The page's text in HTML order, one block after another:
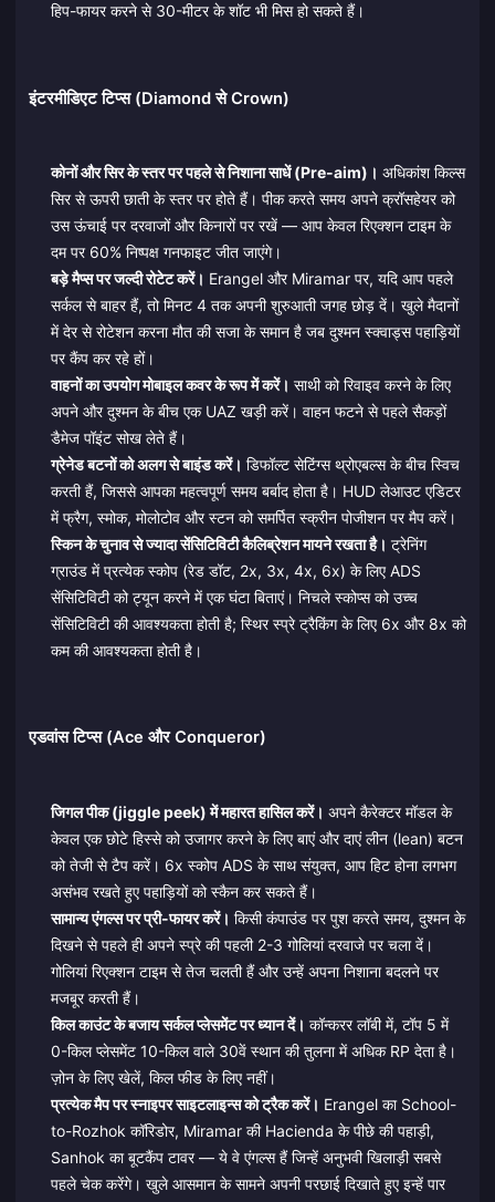
हिप-फायर करने से 30-मीटर के शॉट भी मिस हो सकते हैं।
इंटरमीडिएट टिप्स (Diamond से Crown)
कोनों और सिर के स्तर पर पहले से निशाना साधें (Pre-aim)। अधिकांश किल्स
सिर से ऊपरी छाती के स्तर पर होते हैं। पीक करते समय अपने क्रॉसहेयर को
उस ऊंचाई पर दरवाजों और किनारों पर रखें — आप केवल रिएक्शन टाइम के
दम पर 60% निष्पक्ष गनफाइट जीत जाएंगे।
बड़े मैप्स पर जल्दी रोटेट करें। Erangel और Miramar पर, यदि आप पहले
सर्कल से बाहर हैं, तो मिनट 4 तक अपनी शुरुआती जगह छोड़ दें। खुले मैदानों
में देर से रोटेशन करना मौत की सजा के समान है जब दुश्मन स्क्वाड्स पहाड़ियों
पर कैंप कर रहे हों।
वाहनों का उपयोग मोबाइल कवर के रूप में करें। साथी को रिवाइव करने के लिए
अपने और दुश्मन के बीच एक UAZ खड़ी करें। वाहन फटने से पहले सैकड़ों
डैमेज पॉइंट सोख लेते हैं।
ग्रेनेड बटनों को अलग से बाइंड करें। डिफॉल्ट सेटिंग्स थ्रोएबल्स के बीच स्विच
करती हैं, जिससे आपका महत्वपूर्ण समय बर्बाद होता है। HUD लेआउट एडिटर
में फ्रैग, स्मोक, मोलोटोव और स्टन को समर्पित स्क्रीन पोजीशन पर मैप करें।
स्किन के चुनाव से ज्यादा सेंसिटिविटी कैलिब्रेशन मायने रखता है। ट्रेनिंग
ग्राउंड में प्रत्येक स्कोप (रेड डॉट, 2x, 3x, 4x, 6x) के लिए ADS
सेंसिटिविटी को ट्यून करने में एक घंटा बिताएं। निचले स्कोप्स को उच्च
सेंसिटिविटी की आवश्यकता होती है; स्थिर स्प्रे ट्रैकिंग के लिए 6x और 8x को
कम की आवश्यकता होती है।
एडवांस टिप्स (Ace और Conqueror)
जिगल पीक (jiggle peek) में महारत हासिल करें। अपने कैरेक्टर मॉडल के
केवल एक छोटे हिस्से को उजागर करने के लिए बाएं और दाएं लीन (lean) बटन
को तेजी से टैप करें। 6x स्कोप ADS के साथ संयुक्त, आप हिट होना लगभग
असंभव रखते हुए पहाड़ियों को स्कैन कर सकते हैं।
सामान्य एंगल्स पर प्री-फायर करें। किसी कंपाउंड पर पुश करते समय, दुश्मन के
दिखने से पहले ही अपने स्प्रे की पहली 2-3 गोलियां दरवाजे पर चला दें।
गोलियां रिएक्शन टाइम से तेज चलती हैं और उन्हें अपना निशाना बदलने पर
मजबूर करती हैं।
किल काउंट के बजाय सर्कल प्लेसमेंट पर ध्यान दें। कॉन्करर लॉबी में, टॉप 5 में
0-किल प्लेसमेंट 10-किल वाले 30वें स्थान की तुलना में अधिक RP देता है।
ज़ोन के लिए खेलें, किल फीड के लिए नहीं।
प्रत्येक मैप पर स्नाइपर साइटलाइन्स को ट्रैक करें। Erangel का School-
to-Rozhok कॉरिडोर, Miramar की Hacienda के पीछे की पहाड़ी,
Sanhok का बूटकैंप टावर — ये वे एंगल्स हैं जिन्हें अनुभवी खिलाड़ी सबसे
पहले चेक करेंगे। खुले आसमान के सामने अपनी परछाई दिखाते हुए इन्हें पार